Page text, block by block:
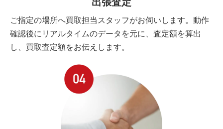
ご指定の場所へ買取担当スタッフがお伺いします。動作
確認後にリアルタイムのデータを元に、査定額を算出
し、買取査定額をお伝えします。